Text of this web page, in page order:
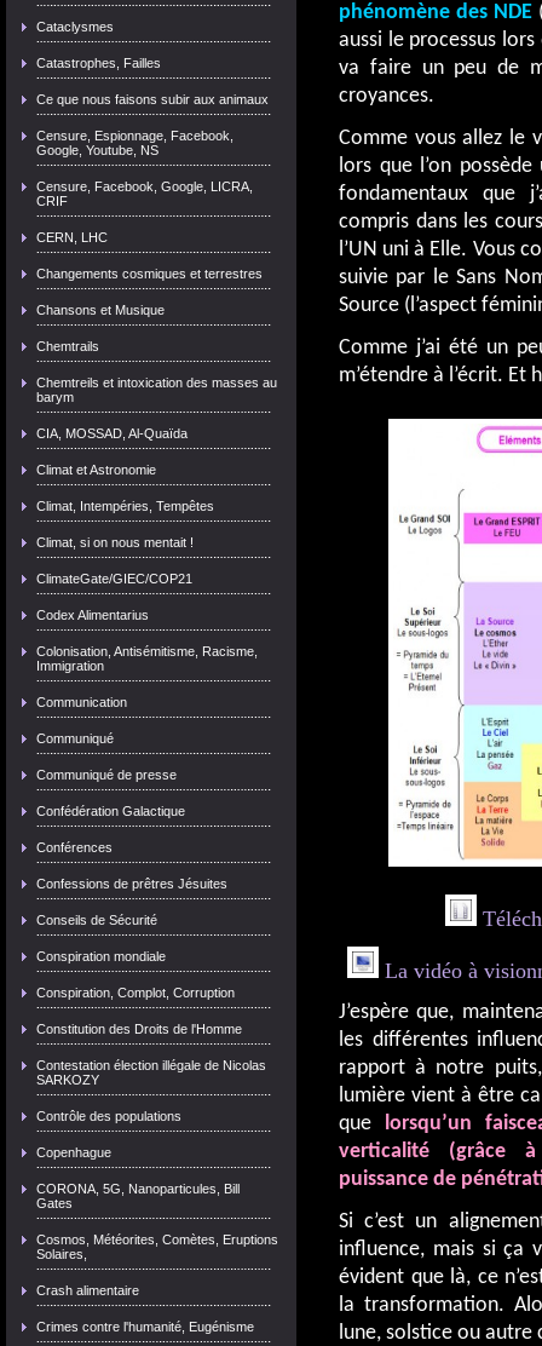
Cataclysmes
Catastrophes, Failles
Ce que nous faisons subir aux animaux
Censure, Espionnage, Facebook,
Google, Youtube, NS
Censure, Facebook, Google, LICRA,
CRIF
CERN, LHC
Changements cosmiques et terrestres
Chansons et Musique
Chemtrails
Chemtreils et intoxication des masses au
barym
CIA, MOSSAD, Al-Quaïda
Climat et Astronomie
Climat, Intempéries, Tempêtes
Climat, si on nous mentait !
ClimateGate/GIEC/COP21
Codex Alimentarius
Colonisation, Antisémitisme, Racisme,
Immigration
Communication
Communiqué
Communiqué de presse
Confédération Galactique
Conférences
Confessions de prêtres Jésuites
Conseils de Sécurité
Conspiration mondiale
Conspiration, Complot, Corruption
Constitution des Droits de l'Homme
Contestation élection illégale de Nicolas
SARKOZY
Contrôle des populations
Copenhague
CORONA, 5G, Nanoparticules, Bill
Gates
Cosmos, Météorites, Comètes, Eruptions
Solaires,
Crash alimentaire
Crimes contre l'humanité, Eugénisme
phénomène des NDE
aussi le processus
va faire un peu de
croyances.
Comme vous allez le
lors que l’on
fondamentaux que
compris dans les
l’UN uni à Elle. Vous
suivie par le Sans
Source (l’aspect
Comme j’ai été un
m’étendre à l’écrit.
La vidéo à
J’espère que,
les différentes
rapport à notre
lumière vient à être
que lorsqu’un
verticalité (grâce
puissance de
Si c’est un
influence, mais si ça
évident que là, ce
la transformation.
lune, solstice ou autre